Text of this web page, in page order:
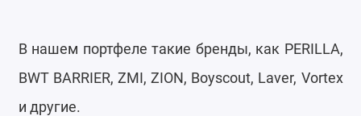
В нашем портфеле такие бренды, как PERILLA,
BWT BARRIER, ZMI, ZION, Boyscout, Laver, Vortex
и другие.